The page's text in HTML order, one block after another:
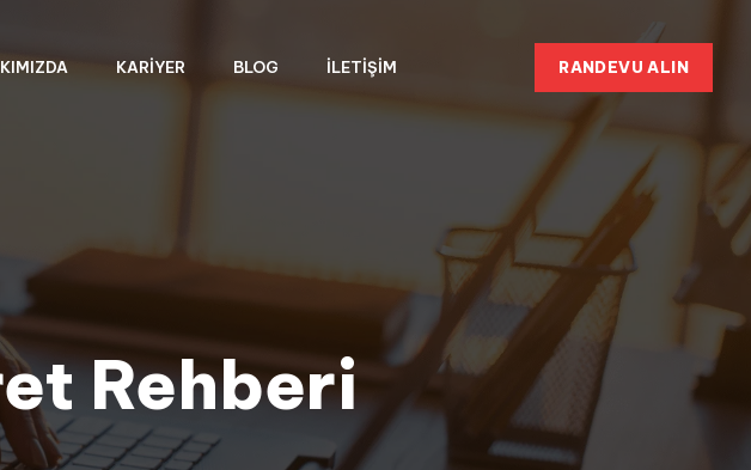
KARIYER BLOG İLETIŞIM RANDEVU ALIN
Rehberi